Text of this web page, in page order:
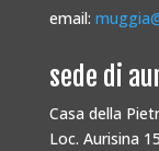
email:
sede di
Casa della
Loc. Aurisina